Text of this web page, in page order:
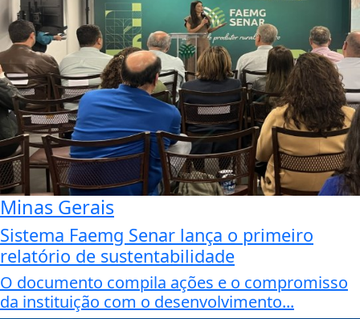
Minas Gerais
Sistema Faemg Senar lança o primeiro
relatório de sustentabilidade
O documento compila ações e o compromisso
da instituição com o desenvolvimento...